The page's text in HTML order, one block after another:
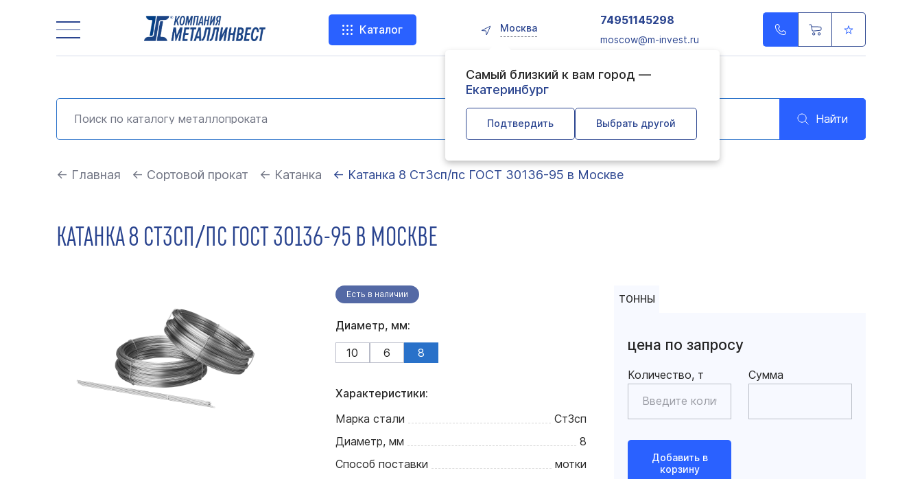
Каталог Москва
Самый близкий к вам город —
Екатеринбург
Подтвердить Выбрать другой
74951145298
moscow@m-invest.ru
Найти
← Главная ← Сортовой прокат ← Катанка ← Катанка 8 Ст3сп/пс ГОСТ 30136-95 в Москве
КАТАНКА 8 СТ3СП/ПС ГОСТ 30136-95 В МОСКВЕ
Есть в наличии
Диаметр, мм:
10
6 8
Характеристики:
Марка стали
Ст3сп
Диаметр, мм
8
Способ поставки
мотки
ТОННЫ
цена по запросу
Количество, т Сумма
Добавить в
корзину